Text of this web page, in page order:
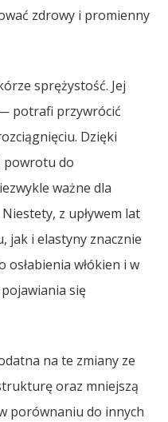
zdrowy i promienny
sprężystość. Jej
potrafi przywrócić
Dzięki
powrotu do
ważne dla
z upływem lat
jak i elastyny znacznie
osłabienia włókien i w
się
na te zmiany ze
oraz mniejszą
porównaniu do innych